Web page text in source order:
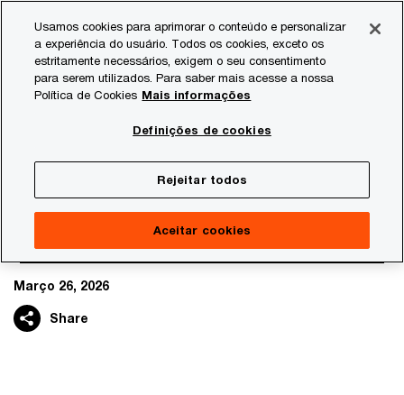
content
footer
Consultoria
Acertar no timing virou o
principal desafio da gestão
financeira no agro
Março 26, 2026
Share
Usamos cookies para aprimorar o conteúdo e personalizar
a experiência do usuário. Todos os cookies, exceto os
estritamente necessários, exigem o seu consentimento
para serem utilizados. Para saber mais acesse a nossa
Política de Cookies Mais informações
Definições de cookies
Rejeitar todos
Aceitar cookies